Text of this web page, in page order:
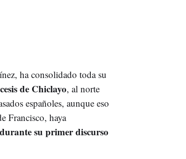
ha consolidado toda su
de Chiclayo, al norte
españoles, aunque eso
Francisco, haya
su primer discurso